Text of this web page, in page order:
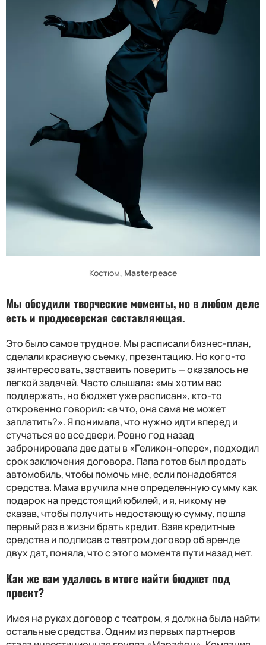
Костюм, Masterpeace
Мы обсудили творческие моменты, но в любом деле
есть и продюсерская составляющая.
Это было самое трудное. Мы расписали бизнес-план,
сделали красивую съемку, презентацию. Но кого-то
заинтересовать, заставить поверить — оказалось не
легкой задачей. Часто слышала: «мы хотим вас
поддержать, но бюджет уже расписан», кто-то
откровенно говорил: «а что, она сама не может
заплатить?». Я понимала, что нужно идти вперед и
стучаться во все двери. Ровно год назад
забронировала две даты в «Геликон-опере», подходил
срок заключения договора. Папа готов был продать
автомобиль, чтобы помочь мне, если понадобятся
средства. Мама вручила мне определенную сумму как
подарок на предстоящий юбилей, и я, никому не
сказав, чтобы получить недостающую сумму, пошла
первый раз в жизни брать кредит. Взяв кредитные
средства и подписав с театром договор об аренде
двух дат, поняла, что с этого момента пути назад нет.
Как же вам удалось в итоге найти бюджет под
проект?
Имея на руках договор с театром, я должна была найти
остальные средства. Одним из первых партнеров